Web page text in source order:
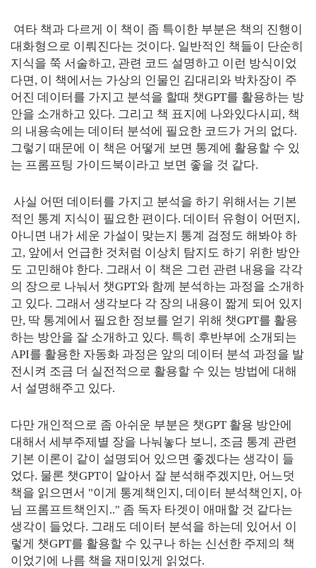
여타 책과 다르게 이 책이 좀 특이한 부분은 책의 진행이
대화형으로 이뤄진다는 것이다. 일반적인 책들이 단순히
지식을 쭉 서술하고, 관련 코드 설명하고 이런 방식이었
다면, 이 책에서는 가상의 인물인 김대리와 박차장이 주
어진 데이터를 가지고 분석을 할때 챗GPT를 활용하는 방
안을 소개하고 있다. 그리고 책 표지에 나와있다시피, 책
의 내용속에는 데이터 분석에 필요한 코드가 거의 없다.
그렇기 때문에 이 책은 어떻게 보면 통계에 활용할 수 있
는 프롬프팅 가이드북이라고 보면 좋을 것 같다.
사실 어떤 데이터를 가지고 분석을 하기 위해서는 기본
적인 통계 지식이 필요한 편이다. 데이터 유형이 어떤지,
아니면 내가 세운 가설이 맞는지 통계 검정도 해봐야 하
고, 앞에서 언급한 것처럼 이상치 탐지도 하기 위한 방안
도 고민해야 한다. 그래서 이 책은 그런 관련 내용을 각각
의 장으로 나눠서 챗GPT와 함께 분석하는 과정을 소개하
고 있다. 그래서 생각보다 각 장의 내용이 짦게 되어 있지
만, 딱 통계에서 필요한 정보를 얻기 위해 챗GPT를 활용
하는 방안을 잘 소개하고 있다. 특히 후반부에 소개되는
API를 활용한 자동화 과정은 앞의 데이터 분석 과정을 발
전시켜 조금 더 실전적으로 활용할 수 있는 방법에 대해
서 설명해주고 있다.
다만 개인적으로 좀 아쉬운 부분은 챗GPT 활용 방안에
대해서 세부주제별 장을 나눠놓다 보니, 조금 통계 관련
기본 이론이 같이 설명되어 있으면 좋겠다는 생각이 들
었다. 물론 챗GPT이 알아서 잘 분석해주겠지만, 어느덧
책을 읽으면서 "이게 통계책인지, 데이터 분석책인지, 아
님 프롬프트책인지.." 좀 독자 타겟이 애매할 것 같다는
생각이 들었다. 그래도 데이터 분석을 하는데 있어서 이
렇게 챗GPT를 활용할 수 있구나 하는 신선한 주제의 책
이었기에 나름 책을 재미있게 읽었다.